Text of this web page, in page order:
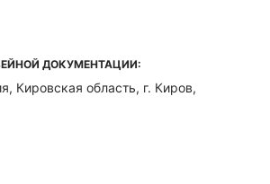
ДОКУМЕНТАЦИИ:
Кировская область, г. Киров,